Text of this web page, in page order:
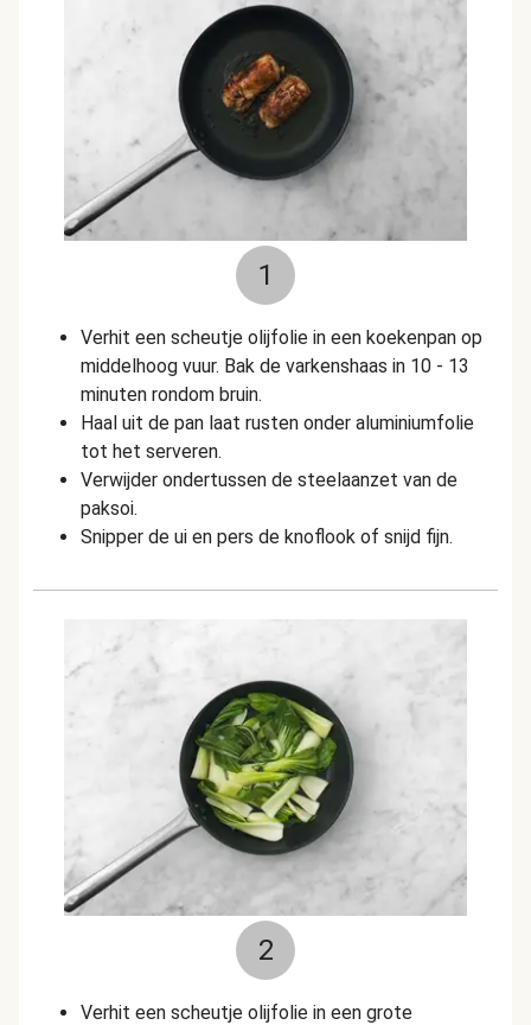
1
Verhit een scheutje olijfolie in een koekenpan op
middelhoog vuur. Bak de varkenshaas in 10 - 13
minuten rondom bruin.
Haal uit de pan laat rusten onder aluminiumfolie
tot het serveren.
Verwijder ondertussen de steelaanzet van de
paksoi.
Snipper de ui en pers de knoflook of snijd fijn.
2
Verhit een scheutje olijfolie in een grote